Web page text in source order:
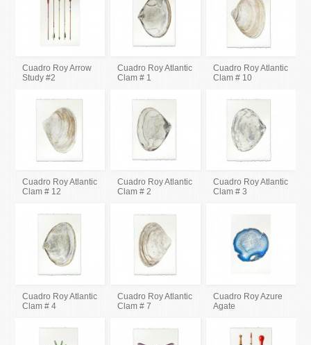
Cuadro Roy Arrow
Study #2
Cuadro Roy Atlantic
Clam # 1
Cuadro Roy Atlantic
Clam # 10
Cuadro Roy Atlantic
Clam # 12
Cuadro Roy Atlantic
Clam # 2
Cuadro Roy Atlantic
Clam # 3
Cuadro Roy Atlantic
Clam # 4
Cuadro Roy Atlantic
Clam # 7
Cuadro Roy Azure
Agate